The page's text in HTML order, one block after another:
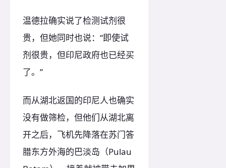
温德拉确实说了检测试剂很
贵，但她同时也说：“即使试
剂很贵，但印尼政府也已经买
了。”
而从湖北返国的印尼人也确实
没有做筛检，但他们从湖北离
开之后，飞机先降落在苏门答
腊东方外海的巴淡岛（Pulau